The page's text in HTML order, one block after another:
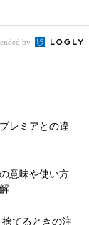
by
レミアとの違
意味や使い方
…
てるときの注